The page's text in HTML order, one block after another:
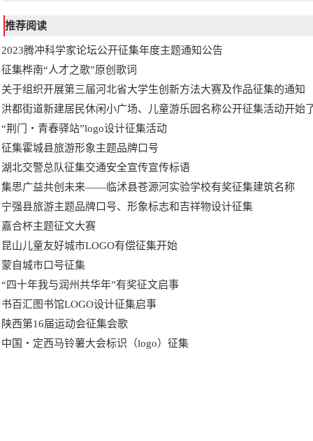
推荐阅读
2023腾冲科学家论坛公开征集年度主题通知公告
征集桦南“人才之歌”原创歌词
关于组织开展第三届河北省大学生创新方法大赛及作品征集的通知
洪都街道新建居民休闲小广场、儿童游乐园名称公开征集活动开始
“荆门・青春驿站”logo设计征集活动
征集霍城县旅游形象主题品牌口号
湖北交警总队征集交通安全宣传宣传标语
集思广益共创未来——临沭县苍源河实验学校有奖征集建筑名称
宁强县旅游主题品牌口号、形象标志和吉祥物设计征集
嘉合杯主题征文大赛
昆山儿童友好城市LOGO有偿征集开始
蒙自城市口号征集
“四十年我与润州共华年”有奖征文启事
书百汇图书馆LOGO设计征集启事
陕西第16届运动会征集会歌
中国・定西马铃薯大会标识（logo）征集